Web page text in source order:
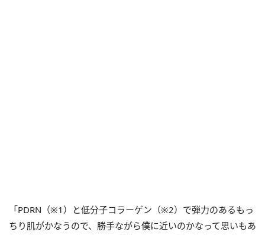
「PDRN（※1）と低分子コラーゲン（※2）で弾力のあるもっ
ちり肌がかなうので、勝手ながら僕に近いのかなって思いもあ